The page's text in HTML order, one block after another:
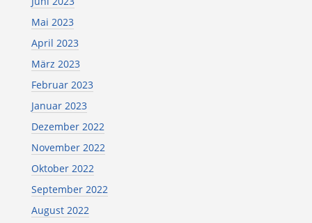
Mai 2023
April 2023
März 2023
Februar 2023
Januar 2023
Dezember 2022
November 2022
Oktober 2022
September 2022
August 2022